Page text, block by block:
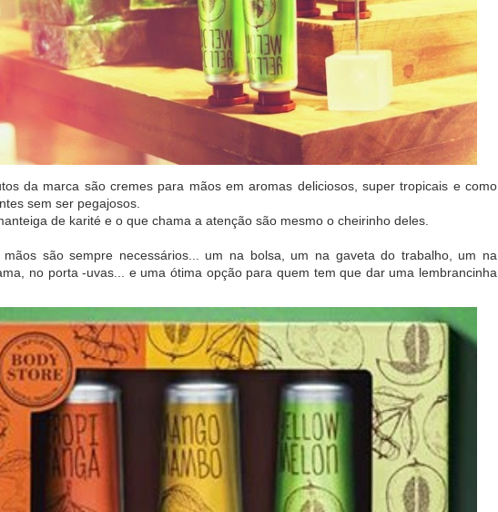
da marca são cremes para mãos em aromas deliciosos, super tropicais e como
sem ser pegajosos.
de karité e o que chama a atenção são mesmo o cheirinho deles.
são sempre necessários... um na bolsa, um na gaveta do trabalho, um na
no porta -uvas... e uma ótima opção para quem tem que dar uma lembrancinha